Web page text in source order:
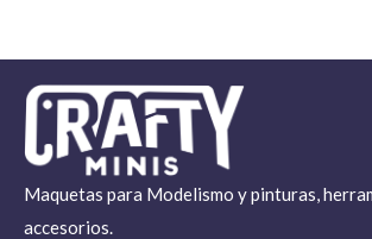
Maquetas para Modelismo y pinturas,
accesorios.